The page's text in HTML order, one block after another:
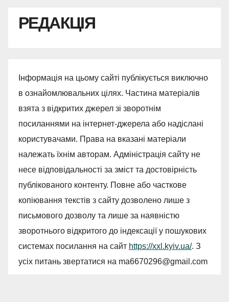
РЕДАКЦІЯ
Інформація на цьому сайті публікується виключно
в ознайомлювальних цілях. Частина матеріалів
взята з відкритих джерел зі зворотнім
посиланнями на інтернет-джерела або надіслані
користувачами. Права на вказані матеріали
належать їхнім авторам. Адміністрація сайту не
несе відповідальності за зміст та достовірність
публікованого контенту. Повне або часткове
копіювання текстів з сайту дозволено лише з
письмового дозволу та лише за наявністю
зворотнього відкритого до індексації у пошукових
системах посилання на сайт https://xxl.kyiv.ua/. З
усіх питань звертатися на ma6670296@gmail.com